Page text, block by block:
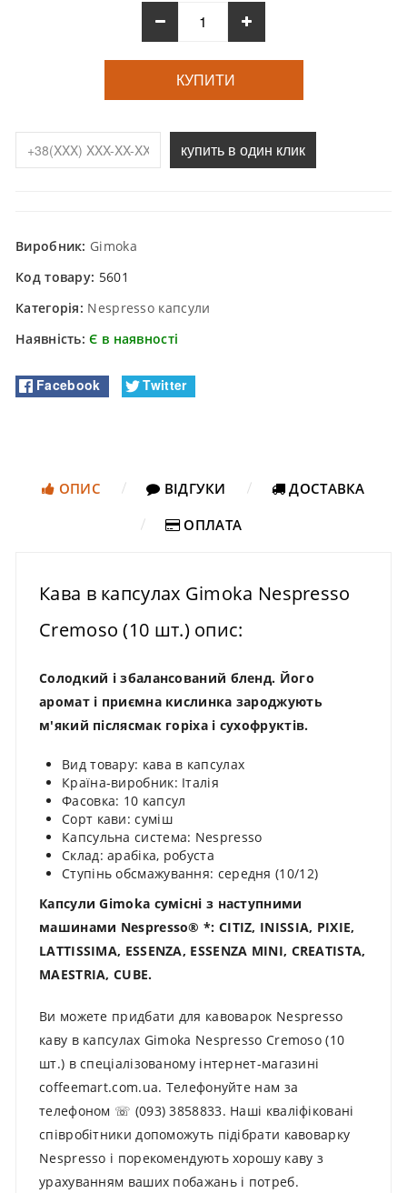
КУПИТИ
купить в один клик
Виробник: Gimoka
Код товару: 5601
Категорія: Nespresso капсули
Наявність:Є в наявності
Facebook Twitter
ОПИС ВІДГУКИ
ДОСТАВКА
ОПЛАТА
Кава в капсулах Gimoka Nespresso
Cremoso (10 шт.) опис:
Солодкий і збалансований бленд. Його
аромат і приємна кислинка зароджують
м'який післясмак горіха і сухофруктів.
Вид товару: кава в капсулах
Країна-виробник: Італія
Фасовка: 10 капсул
Сорт кави: суміш
Капсульна система: Nespresso
Склад: арабіка, робуста
Ступінь обсмажування: середня (10/12)
Капсули Gimoka сумісні з наступними
машинами Nespresso® *: CITIZ, INISSIA, PIXIE,
LATTISSIMA, ESSENZA, ESSENZA MINI, CREATISTA,
MAESTRIA, CUBE.
Ви можете придбати для кавоварок Nespresso
каву в капсулах Gimoka Nespresso Cremoso (10
шт.) в спеціалізованому інтернет-магазині
coffeemart.com.ua. Телефонуйте нам за
телефоном ☏ (093) 3858833. Наші кваліфіковані
співробітники допоможуть підібрати кавоварку
Nespresso і порекомендують хорошу каву з
урахуванням ваших побажань і потреб.